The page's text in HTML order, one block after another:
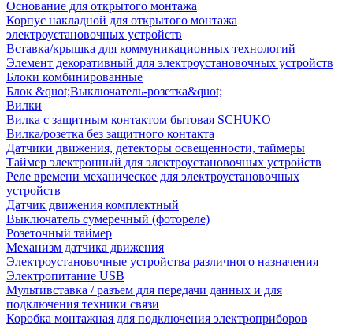
Основание для открытого монтажа
Корпус накладной для открытого монтажа
электроустановочных устройств
Вставка/крышка для коммуникационных технологий
Элемент декоративный для электроустановочных устройств
Блоки комбинированные
Блок &quot;Выключатель-розетка&quot;
Вилки
Вилка с защитным контактом бытовая SCHUKO
Вилка/розетка без защитного контакта
Датчики движения, детекторы освещенности, таймеры
Таймер электронный для электроустановочных устройств
Реле времени механическое для электроустановочных
устройств
Датчик движения комплектный
Выключатель сумеречный (фотореле)
Розеточный таймер
Механизм датчика движения
Электроустановочные устройства различного назначения
Электропитание USB
Мультивставка / разъем для передачи данных и для
подключения техники связи
Коробка монтажная для подключения электроприборов